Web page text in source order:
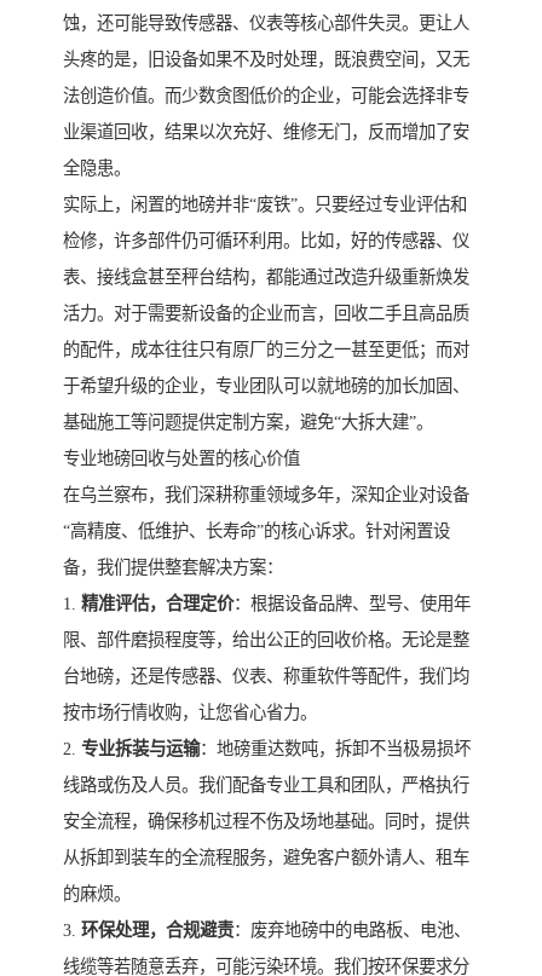
蚀，还可能导致传感器、仪表等核心部件失灵。更让人
头疼的是，旧设备如果不及时处理，既浪费空间，又无
法创造价值。而少数贪图低价的企业，可能会选择非专
业渠道回收，结果以次充好、维修无门，反而增加了安
全隐患。
实际上，闲置的地磅并非“废铁”。只要经过专业评估和
检修，许多部件仍可循环利用。比如，好的传感器、仪
表、接线盒甚至秤台结构，都能通过改造升级重新焕发
活力。对于需要新设备的企业而言，回收二手且高品质
的配件，成本往往只有原厂的三分之一甚至更低；而对
于希望升级的企业，专业团队可以就地磅的加长加固、
基础施工等问题提供定制方案，避免“大拆大建”。
专业地磅回收与处置的核心价值
在乌兰察布，我们深耕称重领域多年，深知企业对设备
“高精度、低维护、长寿命”的核心诉求。针对闲置设
备，我们提供整套解决方案：
1. 精准评估，合理定价：根据设备品牌、型号、使用年
限、部件磨损程度等，给出公正的回收价格。无论是整
台地磅，还是传感器、仪表、称重软件等配件，我们均
按市场行情收购，让您省心省力。
2. 专业拆装与运输：地磅重达数吨，拆卸不当极易损坏
线路或伤及人员。我们配备专业工具和团队，严格执行
安全流程，确保移机过程不伤及场地基础。同时，提供
从拆卸到装车的全流程服务，避免客户额外请人、租车
的麻烦。
3. 环保处理，合规避责：废弃地磅中的电路板、电池、
线缆等若随意丢弃，可能污染环境。我们按环保要求分